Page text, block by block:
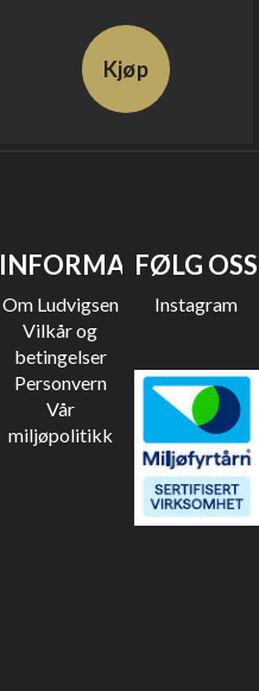
Kjøp
INFORMASJON
Om Ludvigsen
Vilkår og
betingelser
Personvern
Vår
miljøpolitikk
FØLG OSS
Instagram